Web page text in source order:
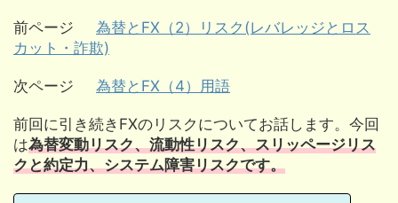
前ページ 為替とFX（2）リスク(レバレッジとロス
カット・詐欺)
次ページ 為替とFX（4）用語
前回に引き続きFXのリスクについてお話します。今回
は為替変動リスク、流動性リスク、スリッページリス
クと約定力、システム障害リスクです。